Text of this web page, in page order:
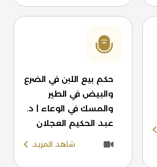
حكم بيع اللبن في الضرع
والبيض في الطير
والمسك في الوعاء | د.
عبد الحكيم العجلان
شاهد المزيد